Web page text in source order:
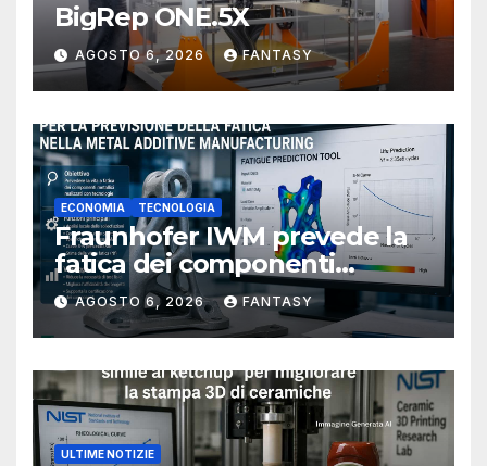
BigRep ONE.5X
AGOSTO 6, 2026 FANTASY
ECONOMIA TECNOLOGIA
Fraunhofer IWM prevede la
fatica dei componenti
metallici stampati in 3D
AGOSTO 6, 2026 FANTASY
ULTIME NOTIZIE